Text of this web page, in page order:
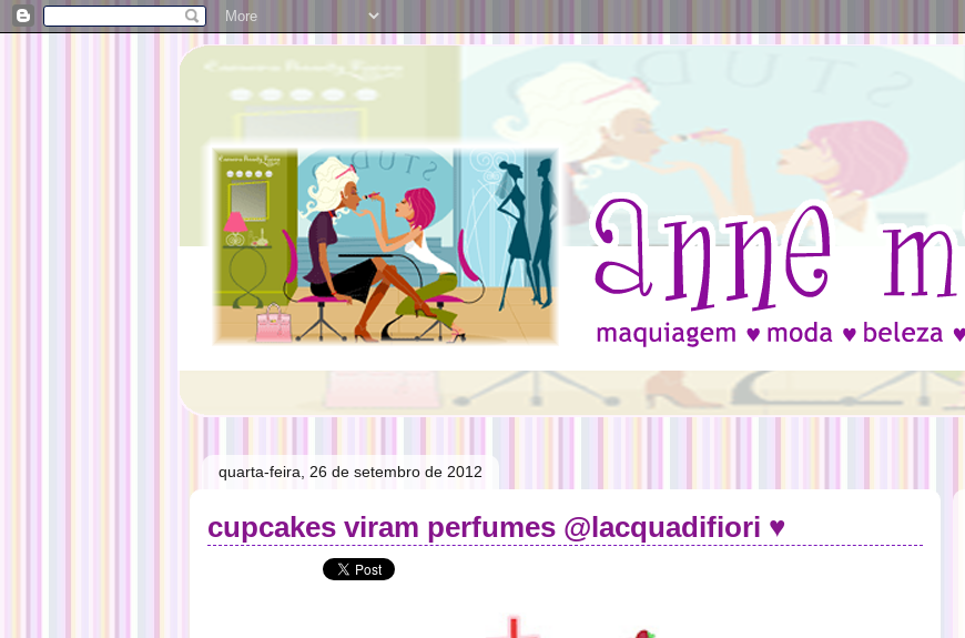
quarta-feira, 26 de setembro de 2012
cupcakes viram perfumes @lacquadifiori ♥